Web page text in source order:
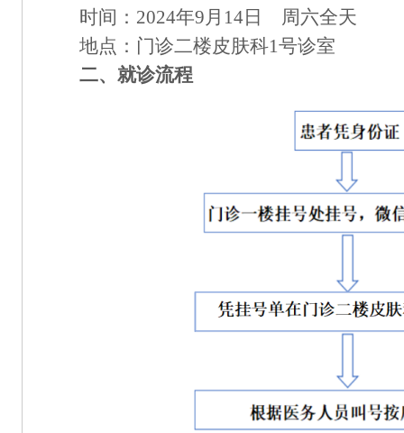
时间： 2024年9月14日 周六全天
地点：门诊二楼皮肤科1号诊室
二、就诊流程